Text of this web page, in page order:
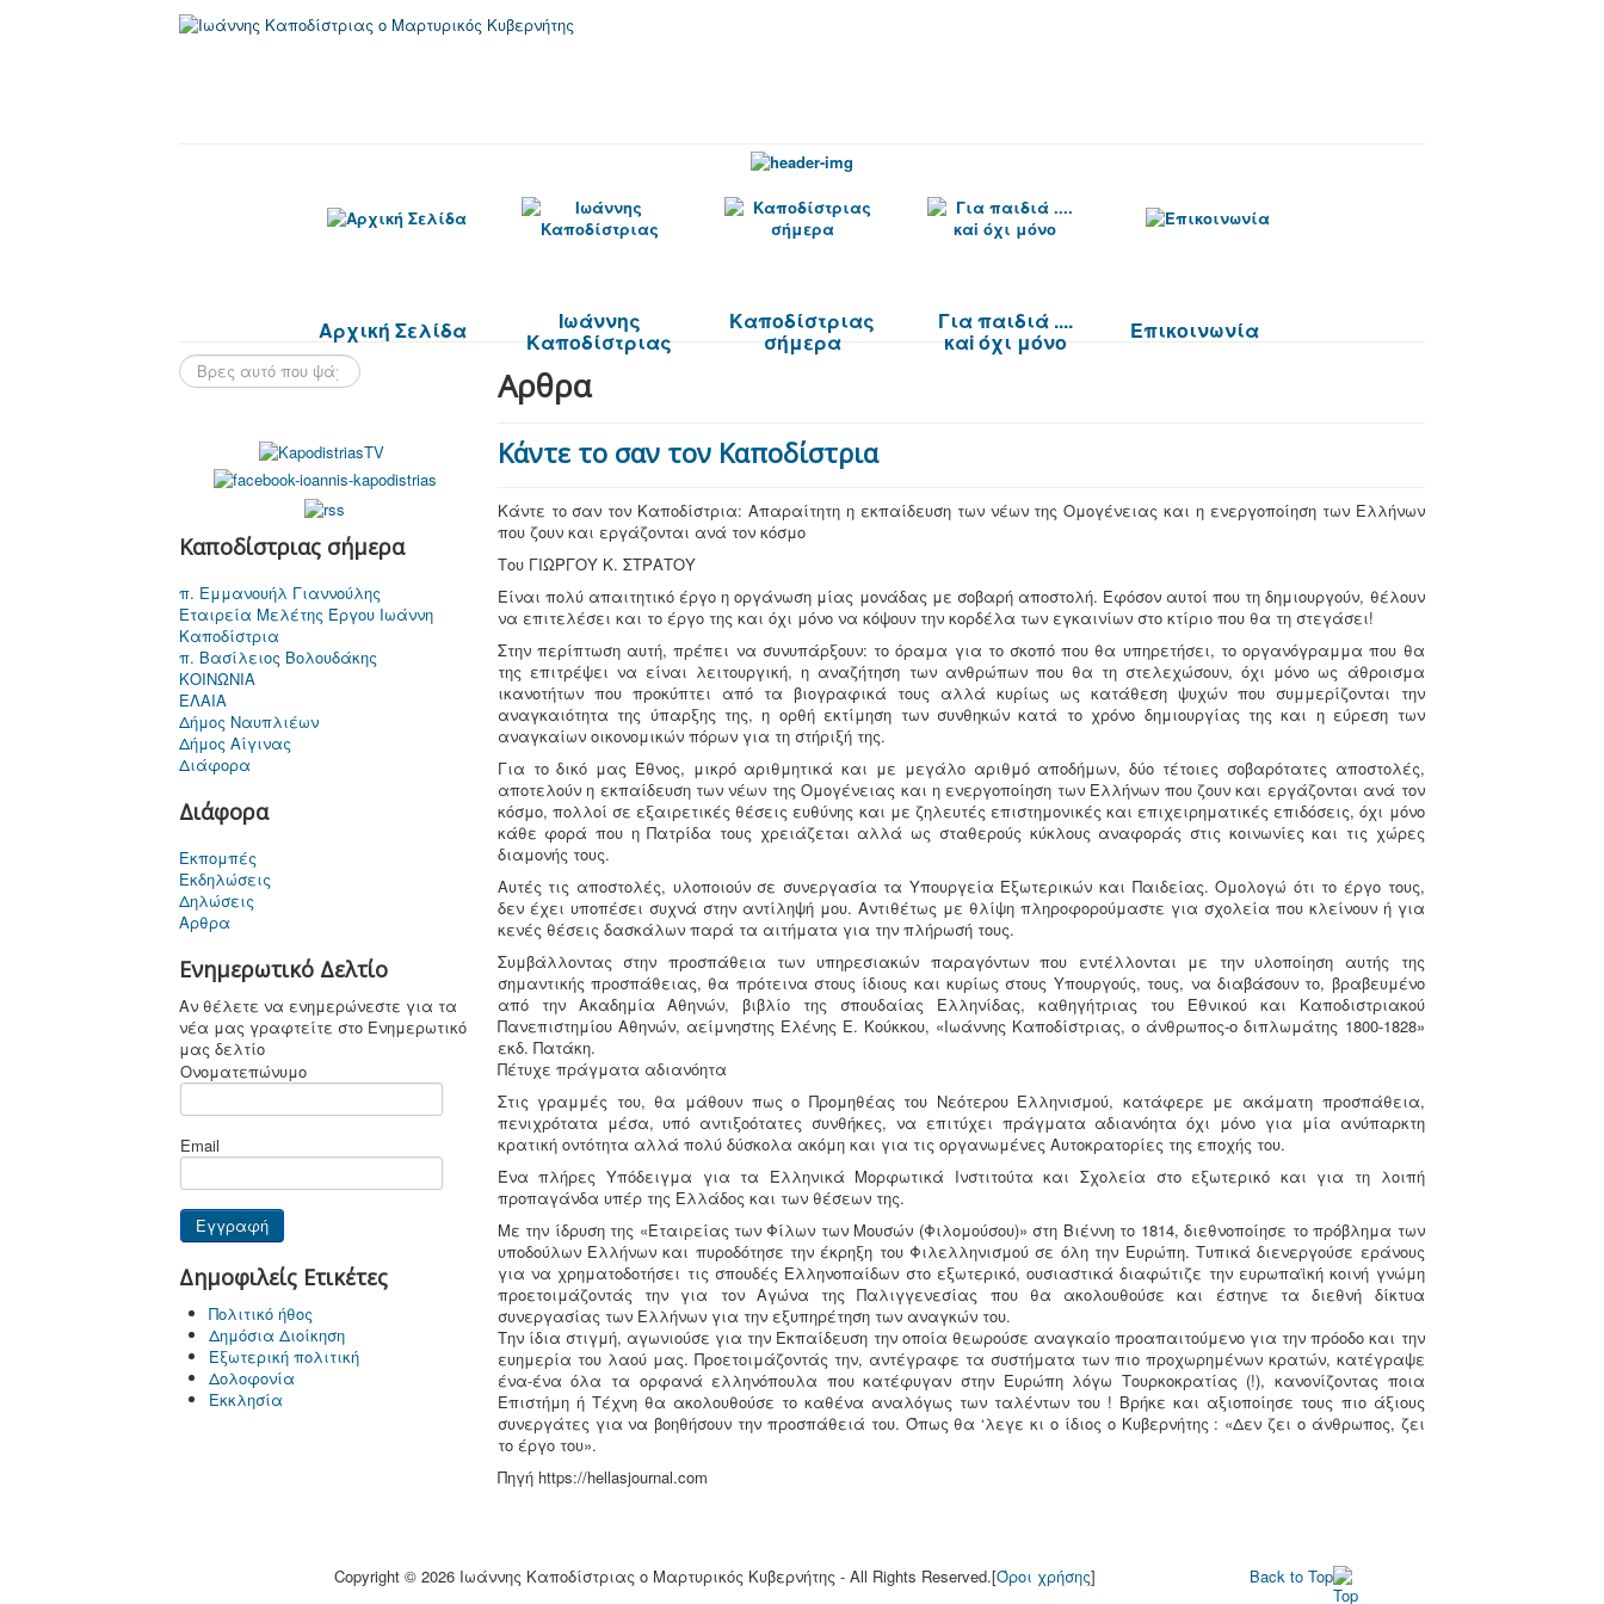
Αρχική Σελίδα Ιωάννης
Καποδίστριας
Καποδίστριας
σήμερα
Για παιδιά ....
καi όχι μόνο Επικοινωνία
Καποδίστριας σήμερα
π. Εμμανουήλ Γιαννούλης
Εταιρεία Μελέτης Έργου Ιωάννη
Καποδίστρια
π. Βασίλειος Βολουδάκης
ΚΟΙΝΩΝΙΑ
ΕΛΑΙΑ
Δήμος Ναυπλιέων
Δήμος Αίγινας
Διάφορα
Διάφορα
Εκπομπές
Εκδηλώσεις
Δηλώσεις
Αρθρα
Ενημερωτικό Δελτίο
Αν θέλετε να ενημερώνεστε για τα
νέα μας γραφτείτε στο Ενημερωτικό
μας δελτίο
Ονοματεπώνυμο
Email
Δημοφιλείς Ετικέτες
Πολιτικό ήθος
Δημόσια Διοίκηση
Εξωτερική πολιτική
Δολοφονία
Εκκλησία
Αρθρα
Κάντε το σαν τον Καποδίστρια
Κάντε το σαν τον Καποδίστρια: Απαραίτητη η εκπαίδευση των νέων της Ομογένειας και η ενεργοποίηση των Ελλήνων
που ζουν και εργάζονται ανά τον κόσμο
Του ΓΙΩΡΓΟΥ Κ. ΣΤΡΑΤΟΥ
Είναι πολύ απαιτητικό έργο η οργάνωση μίας μονάδας με σοβαρή αποστολή. Εφόσον αυτοί που τη δημιουργούν, θέλουν
να επιτελέσει και το έργο της και όχι μόνο να κόψουν την κορδέλα των εγκαινίων στο κτίριο που θα τη στεγάσει!
Στην περίπτωση αυτή, πρέπει να συνυπάρξουν: το όραμα για το σκοπό που θα υπηρετήσει, το οργανόγραμμα που θα
της επιτρέψει να είναι λειτουργική, η αναζήτηση των ανθρώπων που θα τη στελεχώσουν, όχι μόνο ως άθροισμα
ικανοτήτων που προκύπτει από τα βιογραφικά τους αλλά κυρίως ως κατάθεση ψυχών που συμμερίζονται την
αναγκαιότητα της ύπαρξης της, η ορθή εκτίμηση των συνθηκών κατά το χρόνο δημιουργίας της και η εύρεση των
αναγκαίων οικονομικών πόρων για τη στήριξή της.
Για το δικό μας Έθνος, μικρό αριθμητικά και με μεγάλο αριθμό αποδήμων, δύο τέτοιες σοβαρότατες αποστολές,
αποτελούν η εκπαίδευση των νέων της Ομογένειας και η ενεργοποίηση των Ελλήνων που ζουν και εργάζονται ανά τον
κόσμο, πολλοί σε εξαιρετικές θέσεις ευθύνης και με ζηλευτές επιστημονικές και επιχειρηματικές επιδόσεις, όχι μόνο
κάθε φορά που η Πατρίδα τους χρειάζεται αλλά ως σταθερούς κύκλους αναφοράς στις κοινωνίες και τις χώρες
διαμονής τους.
Αυτές τις αποστολές, υλοποιούν σε συνεργασία τα Υπουργεία Εξωτερικών και Παιδείας. Ομολογώ ότι το έργο τους,
δεν έχει υποπέσει συχνά στην αντίληψή μου. Αντιθέτως με θλίψη πληροφορούμαστε για σχολεία που κλείνουν ή για
κενές θέσεις δασκάλων παρά τα αιτήματα για την πλήρωσή τους.
Συμβάλλοντας στην προσπάθεια των υπηρεσιακών παραγόντων που εντέλλονται με την υλοποίηση αυτής της
σημαντικής προσπάθειας, θα πρότεινα στους ίδιους και κυρίως στους Υπουργούς, τους, να διαβάσουν το, βραβευμένο
από την Ακαδημία Αθηνών, βιβλίο της σπουδαίας Ελληνίδας, καθηγήτριας του Εθνικού και Καποδιστριακού
Πανεπιστημίου Αθηνών, αείμνηστης Ελένης Ε. Κούκκου, «Ιωάννης Καποδίστριας, ο άνθρωπος-ο διπλωμάτης 1800-1828»
εκδ. Πατάκη.
Πέτυχε πράγματα αδιανόητα
Στις γραμμές του, θα μάθουν πως ο Προμηθέας του Νεότερου Ελληνισμού, κατάφερε με ακάματη προσπάθεια,
πενιχρότατα μέσα, υπό αντιξοότατες συνθήκες, να επιτύχει πράγματα αδιανόητα όχι μόνο για μία ανύπαρκτη
κρατική οντότητα αλλά πολύ δύσκολα ακόμη και για τις οργανωμένες Αυτοκρατορίες της εποχής του.
Ένα πλήρες Υπόδειγμα για τα Ελληνικά Μορφωτικά Ινστιτούτα και Σχολεία στο εξωτερικό και για τη λοιπή
προπαγάνδα υπέρ της Ελλάδος και των θέσεων της.
Με την ίδρυση της «Εταιρείας των Φίλων των Μουσών (Φιλομούσου)» στη Βιέννη το 1814, διεθνοποίησε το πρόβλημα των
υποδούλων Ελλήνων και πυροδότησε την έκρηξη του Φιλελληνισμού σε όλη την Ευρώπη. Τυπικά διενεργούσε εράνους
για να χρηματοδοτήσει τις σπουδές Ελληνοπαίδων στο εξωτερικό, ουσιαστικά διαφώτιζε την ευρωπαϊκή κοινή γνώμη
προετοιμάζοντάς την για τον Αγώνα της Παλιγγενεσίας που θα ακολουθούσε και έστηνε τα διεθνή δίκτυα
συνεργασίας των Ελλήνων για την εξυπηρέτηση των αναγκών του.
Την ίδια στιγμή, αγωνιούσε για την Εκπαίδευση την οποία θεωρούσε αναγκαίο προαπαιτούμενο για την πρόοδο και την
ευημερία του λαού μας. Προετοιμάζοντάς την, αντέγραφε τα συστήματα των πιο προχωρημένων κρατών, κατέγραψε
ένα-ένα όλα τα ορφανά ελληνόπουλα που κατέφυγαν στην Ευρώπη λόγω Τουρκοκρατίας (!), κανονίζοντας ποια
Επιστήμη ή Τέχνη θα ακολουθούσε το καθένα αναλόγως των ταλέντων του ! Βρήκε και αξιοποίησε τους πιο άξιους
συνεργάτες για να βοηθήσουν την προσπάθειά του. Όπως θα ‘λεγε κι ο ίδιος ο Κυβερνήτης : «Δεν ζει ο άνθρωπος, ζει
το έργο του».
Πηγή https://hellasjournal.com
Back to Top
Copyright © 2026 Ιωάννης Καποδίστριας o Μαρτυρικός Κυβερνήτης - All Rights Reserved.[Όροι χρήσης]